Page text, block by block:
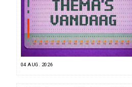
04 AUG. 2026